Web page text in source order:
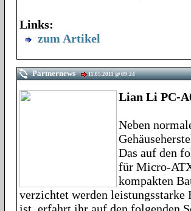
Links:
zum Artikel
Partnernews 11.05.2011 @ 09:24
Lian Li PC-
Neben
Das auf den
für Micro-
kompakten
verzichtet werden leistungsstarke